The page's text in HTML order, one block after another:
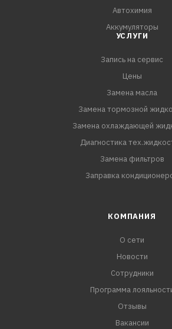
Автохимия
Аккумуляторы
УСЛУГИ
Запись на сервис
Цены
Замена масла
Замена тормозной
Замена охлаждающей
Диагностика
Замена фильтров
Заправка
КОМПАНИЯ
О сети
Новости
Сотрудники
Программа
Отзывы
Вакансии